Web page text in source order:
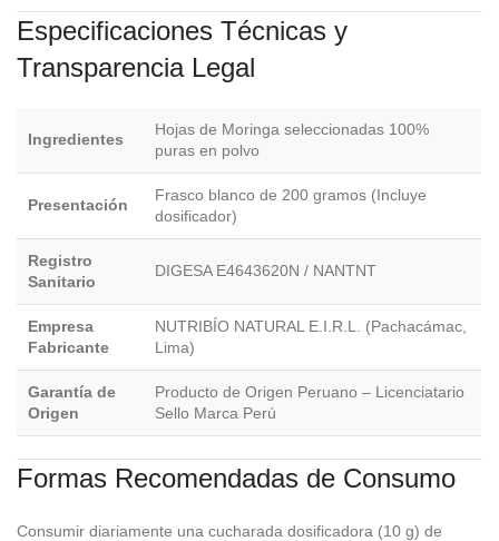
Especificaciones Técnicas y
Transparencia Legal
Ingredientes
Hojas de Moringa seleccionadas 100%
puras en polvo
Presentación
Frasco blanco de 200 gramos (Incluye
dosificador)
Registro
Sanitario
DIGESA E4643620N / NANTNT
Empresa
Fabricante
NUTRIBÍO NATURAL E.I.R.L. (Pachacámac,
Lima)
Garantía de
Origen
Producto de Origen Peruano – Licenciatario
Sello Marca Perú
Formas Recomendadas de Consumo
Consumir diariamente una cucharada dosificadora (10 g) de